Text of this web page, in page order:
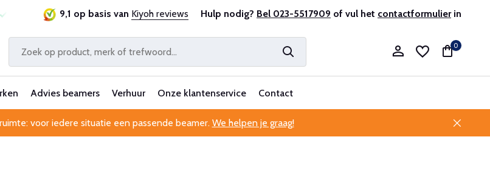
betrouwbaar en ervaren Professionele klantenservice
9,1 op basis van Kiyoh reviews Hulp nodig? Bel 023-5517909 of vul het contactformulierin
0
Advies beamers Verhuur Onze klantenservice Contact
voor iedere situatie een passende beamer. We helpen je graag!